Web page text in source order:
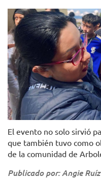
El evento no solo sirvió
que también tuvo como
de la comunidad de
Publicado por: Angie